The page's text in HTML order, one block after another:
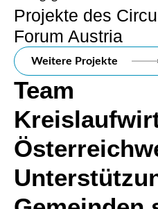
Projekte des
Forum Austria
Weitere Projekte
Team